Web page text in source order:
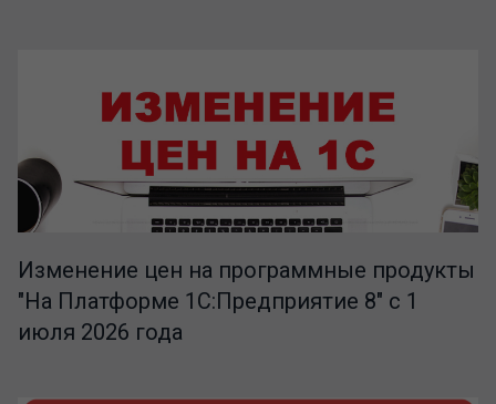
Изменение цен на программные продукты
"На Платформе 1С:Предприятие 8" с 1
июля 2026 года